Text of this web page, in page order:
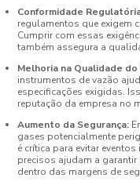
Conformidade
regulamentos que exigem
Cumprir com essas
também assegura a
Melhoria na Qualidade
instrumentos de vazão
especificações exigidas.
reputação da empresa no
Aumento da Segurança:
gases potencialmente
é crítica para evitar
precisos ajudam a
dentro das margens de